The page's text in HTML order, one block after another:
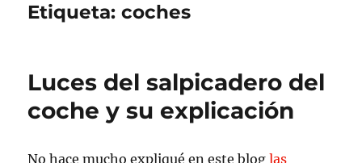
Etiqueta:coches
Luces del salpicadero del
coche y su explicación
No hace mucho expliqué en este bloglas